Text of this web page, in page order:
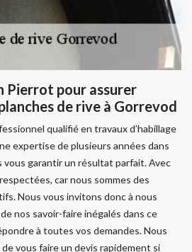
Pierrot pour assurer
de rive à Gorrevod
qualifié en travaux d’habillage
expertise de plusieurs années dans
vous garantir un résultat parfait. Avec
car nous sommes des
Nous vous invitons donc à nous
nos savoir-faire inégalés dans ce
à toutes vos demandes. Nous
vous faire un devis rapidement si